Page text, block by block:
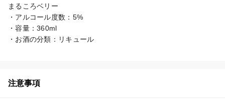
まるころベリー
・アルコール度数：5%
・容量：360ml
・お酒の分類：リキュール
注意事項